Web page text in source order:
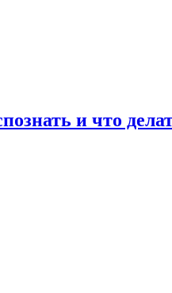
и что